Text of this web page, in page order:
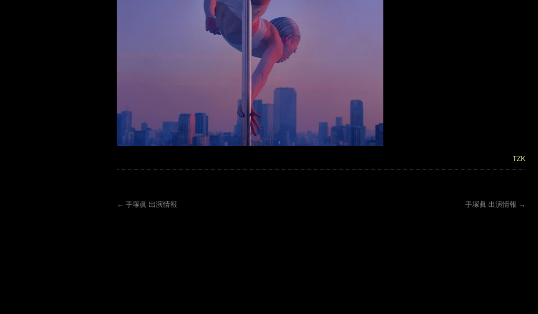
TZK
← 手塚眞 出演情報 手塚眞 出演情報 →